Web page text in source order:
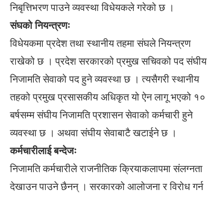
निबृत्तिभरण पाउने व्यवस्था विधेयकले गरेको छ ।
संघको नियन्त्रणः
विधेयकमा प्रदेश तथा स्थानीय तहमा संघले नियन्त्रण
राखेको छ । प्रदेश सरकारको प्रमुख सचिवको पद संघीय
निजामति सेवाको पद हुने व्यवस्था छ । त्यसैगरी स्थानीय
तहको प्रमुख प्रसासकीय अधिकृत यो ऐन लागू भएको १०
बर्षसम्म संघीय निजामति प्रशासन सेवाको कर्मचारी हुने
व्यवस्था छ । अथवा संघीय सेवाबाटै खटाईने छ ।
कर्मचारीलाई बन्देजः
निजामति कर्मचारीले राजनीतिक क्रियाकलापमा संलग्नता
देखाउन पाउने छैनन् । सरकारको आलोजना र विरोध गर्न